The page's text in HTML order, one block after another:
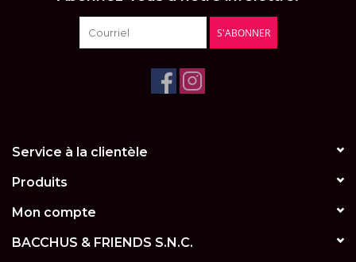
S'ABONNER
Service à la clientèle
Produits
Mon compte
BACCHUS & FRIENDS S.N.C.